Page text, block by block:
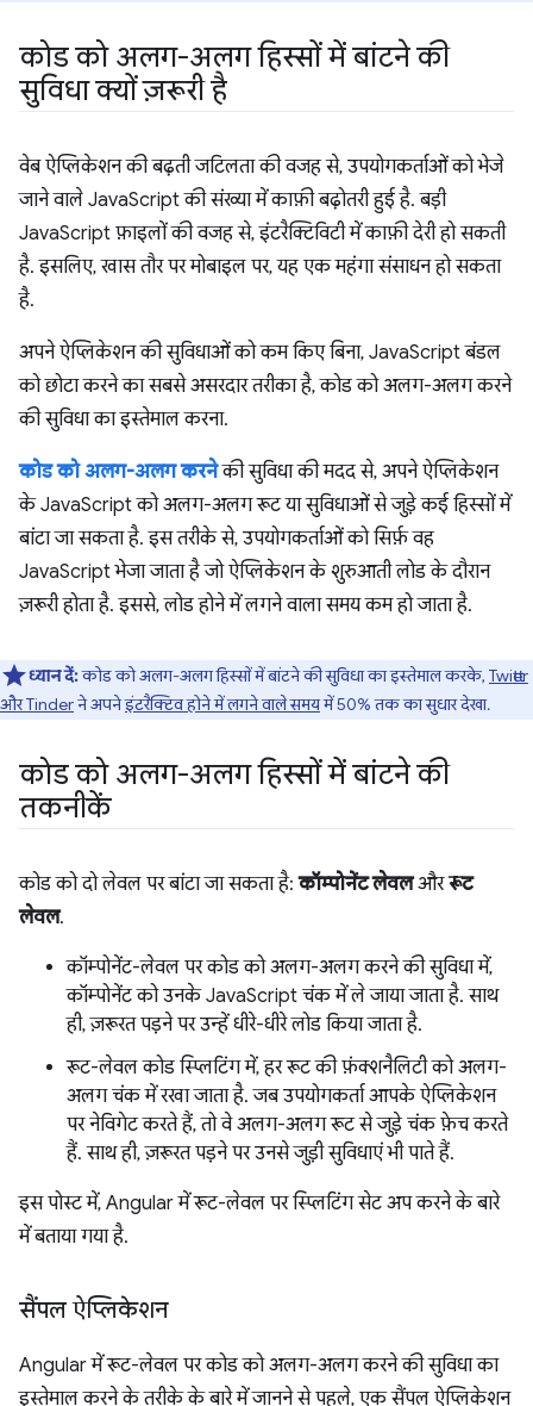
कोड को अलग-अलग हिस्सों में बांटने की
सुविधा क्यों ज़रूरी है
वेब ऐप्लिकेशन की बढ़ती जटिलता की वजह से, उपयोगकर्ताओं को भेजे
जाने वाले JavaScript की संख्या में काफ़ी बढ़ोतरी हुई है. बड़ी
JavaScript फ़ाइलों की वजह से, इंटरैक्टिविटी में काफ़ी देरी हो सकती
है. इसलिए, खास तौर पर मोबाइल पर, यह एक महंगा संसाधन हो सकता
है.
अपने ऐप्लिकेशन की सुविधाओं को कम किए बिना, JavaScript बंडल
को छोटा करने का सबसे असरदार तरीका है, कोड को अलग-अलग करने
की सुविधा का इस्तेमाल करना.
कोड को अलग-अलग करनेकी सुविधा की मदद से, अपने ऐप्लिकेशन
के JavaScript को अलग-अलग रूट या सुविधाओं से जुड़े कई हिस्सों में
बांटा जा सकता है. इस तरीके से, उपयोगकर्ताओं को सिर्फ़ वह
JavaScript भेजा जाता है जो ऐप्लिकेशन के शुरुआती लोड के दौरान
ज़रूरी होता है. इससे, लोड होने में लगने वाला समय कम हो जाता है.
ध्यान दें:कोड को अलग-अलग हिस्सों में बांटने की सुविधा का इस्तेमाल करके, Twitter
और Tinderने अपनेइंटरैक्टिव होने में लगने वाले समयमें 50% तक का सुधार देखा.
कोड को अलग-अलग हिस्सों में बांटने की
तकनीकें
कोड को दो लेवल पर बांटा जा सकता है:कॉम्पोनेंट लेवलऔररूट
लेवल.
कॉम्पोनेंट-लेवल पर कोड को अलग-अलग करने की सुविधा में,
कॉम्पोनेंट को उनके JavaScript चंक में ले जाया जाता है. साथ
ही, ज़रूरत पड़ने पर उन्हें धीरे-धीरे लोड किया जाता है.
रूट-लेवल कोड स्प्लिटिंग में, हर रूट की फ़ंक्शनैलिटी को अलग-
अलग चंक में रखा जाता है. जब उपयोगकर्ता आपके ऐप्लिकेशन
पर नेविगेट करते हैं, तो वे अलग-अलग रूट से जुड़े चंक फ़ेच करते
हैं. साथ ही, ज़रूरत पड़ने पर उनसे जुड़ी सुविधाएं भी पाते हैं.
इस पोस्ट में, Angular में रूट-लेवल पर स्प्लिटिंग सेट अप करने के बारे
में बताया गया है.
सैंपल ऐप्लिकेशन
Angular में रूट-लेवल पर कोड को अलग-अलग करने की सुविधा का
इस्तेमाल करने के तरीके के बारे में जानने से पहले, एक सैंपल ऐप्लिकेशन